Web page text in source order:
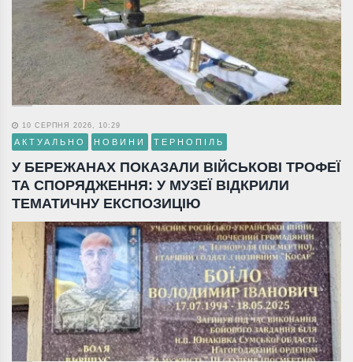
10 СЕРПНЯ 2026, 10:29
АКТУАЛЬНО НОВИНИ ТЕРНОПІЛЬ
У БЕРЕЖАНАХ ПОКАЗАЛИ ВІЙСЬКОВІ ТРОФЕЇ
ТА СПОРЯДЖЕННЯ: У МУЗЕЇ ВІДКРИЛИ
ТЕМАТИЧНУ ЕКСПОЗИЦІЮ